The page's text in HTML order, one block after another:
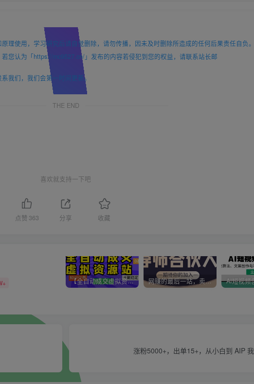
理使用，学习研究后请自觉删除，请勿传播，因未及时删除所造成的任何后果责任自负
您认为「https://mc9527.cn/」发布的内容若侵犯到您的权益，请联系站长邮
我们，我们会第一时间更新。
THE END
喜欢就支持一下吧
点赞 363 分享 收藏
【全自动成交虚拟资源站】站长唯一陪跑项目！月入10W+~长期稳定~ 网赚的最后一站，卖项目！做网赚顶级猎食者~
涨粉5000+，出单15+，从小白到 AIP